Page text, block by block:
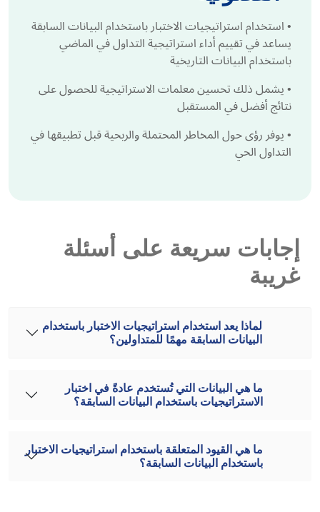
•استخدام استراتيجيات الاختبار باستخدام البيانات السابقة
يساعد في تقييم أداء استراتيجية التداول في الماضي
باستخدام البيانات التاريخية
•يشمل ذلك تحسين معلمات الاستراتيجية للحصول على
نتائج أفضل في المستقبل
•يوفر رؤى حول المخاطر المحتملة والربحية قبل تطبيقها في
التداول الحي
إجابات سريعة على أسئلة
غريبة
لماذا يعد استخدام استراتيجيات الاختبار باستخدام
البيانات السابقة مهمًا للمتداولين؟
ما هي البيانات التي تُستخدم عادةً في اختبار
الاستراتيجيات باستخدام البيانات السابقة؟
ما هي القيود المتعلقة باستخدام استراتيجيات الاختبار
باستخدام البيانات السابقة؟